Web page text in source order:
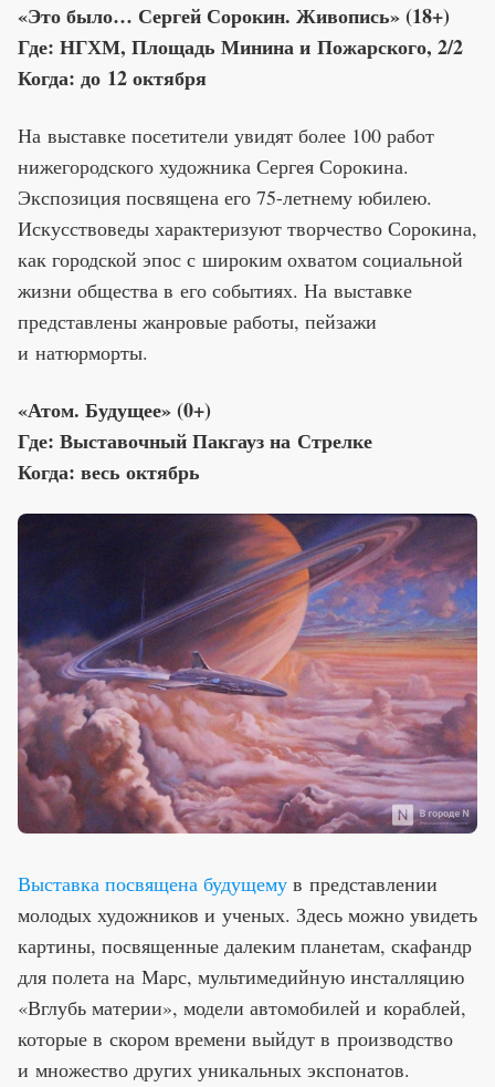
«Это было… Сергей Сорокин. Живопись» (18+)
Где: НГХМ, Площадь Минина и Пожарского, 2/2
Когда: до 12 октября
На выставке посетители увидят более 100 работ
нижегородского художника Сергея Сорокина.
Экспозиция посвящена его 75-летнему юбилею.
Искусствоведы характеризуют творчество Сорокина,
как городской эпос с широким охватом социальной
жизни общества в его событиях. На выставке
представлены жанровые работы, пейзажи
и натюрморты.
«Атом. Будущее» (0+)
Где: Выставочный Пакгауз на Стрелке
Когда: весь октябрь
Выставка посвящена будущему в представлении
молодых художников и ученых. Здесь можно увидеть
картины, посвященные далеким планетам, скафандр
для полета на Марс, мультимедийную инсталляцию
«Вглубь материи», модели автомобилей и кораблей,
которые в скором времени выйдут в производство
и множество других уникальных экспонатов.